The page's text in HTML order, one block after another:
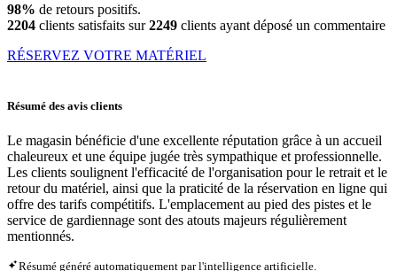
98% de retours positifs.
2204 clients satisfaits sur2249 clients ayant déposé un commentaire
RÉSERVEZ VOTRE MATÉRIEL
Résumé des avis clients
Le magasin bénéficie d'une excellente réputation grâce à un accueil
chaleureux et une équipe jugée très sympathique et professionnelle.
Les clients soulignent l'efficacité de l'organisation pour le retrait et le
retour du matériel, ainsi que la praticité de la réservation en ligne qui
offre des tarifs compétitifs. L'emplacement au pied des pistes et le
service de gardiennage sont des atouts majeurs régulièrement
mentionnés.
Résumé généré automatiquement par l'intelligence artificielle.